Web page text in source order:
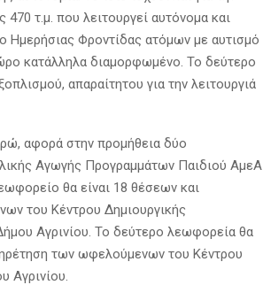
τ.μ. που λειτουργεί αυτόνομα και
Ημερήσιας Φροντίδας ατόμων με αυτισμό
κατάλληλα διαμορφωμένο. Το δεύτερο
απαραίτητου για την λειτουργιά
αφορά στην προμήθεια δύο
Αγωγής Προγραμμάτων Παιδιού ΑμεΑ
θα είναι 18 θέσεων και
του Κέντρου Δημιουργικής
Αγρινίου. Το δεύτερο λεωφορεία θα
των ωφελούμενων του Κέντρου
Αγρινίου.